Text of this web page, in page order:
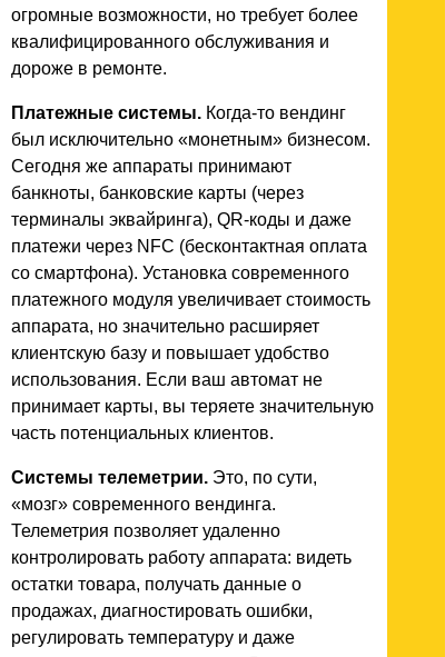
огромные возможности, но требует более
квалифицированного обслуживания и
дороже в ремонте.
Платежные системы. Когда-то вендинг
был исключительно «монетным» бизнесом.
Сегодня же аппараты принимают
банкноты, банковские карты (через
терминалы эквайринга), QR-коды и даже
платежи через NFC (бесконтактная оплата
со смартфона). Установка современного
платежного модуля увеличивает стоимость
аппарата, но значительно расширяет
клиентскую базу и повышает удобство
использования. Если ваш автомат не
принимает карты, вы теряете значительную
часть потенциальных клиентов.
Системы телеметрии. Это, по сути,
«мозг» современного вендинга.
Телеметрия позволяет удаленно
контролировать работу аппарата: видеть
остатки товара, получать данные о
продажах, диагностировать ошибки,
регулировать температуру и даже